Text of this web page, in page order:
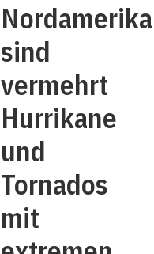
Nordamerika
sind
vermehrt
Hurrikane
und
Tornados
mit